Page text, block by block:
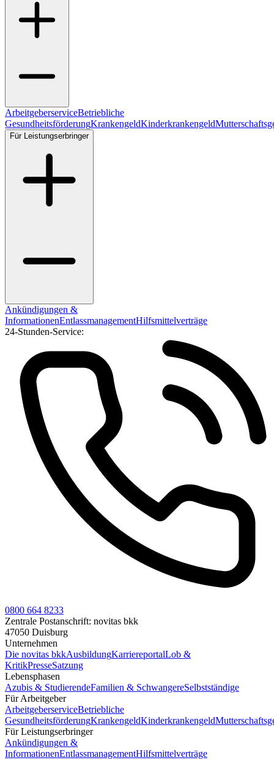
ArbeitgeberserviceBetriebliche
GesundheitsförderungKrankengeldKinderkrankengeld
Für Leistungserbringer
Ankündigungen &
InformationenEntlassmanagementHilfsmittelverträge
24-Stunden-Service:
0800 664 8233
Zentrale Postanschrift: novitas bkk
47050 Duisburg
Unternehmen
Die novitas bkkAusbildungKarriereportalLob &
KritikPresseSatzung
Lebensphasen
Azubis & StudierendeFamilien & SchwangereSelbstständige
Für Arbeitgeber
ArbeitgeberserviceBetriebliche
GesundheitsförderungKrankengeldKinderkrankengeld
Für Leistungserbringer
Ankündigungen &
InformationenEntlassmanagementHilfsmittelverträge